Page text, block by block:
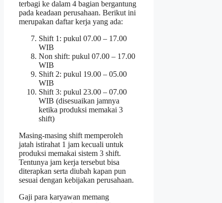
terbagi ke dalam 4 bagian bergantung
pada keadaan perusahaan. Berikut ini
merupakan daftar kerja yang ada:
Shift 1: pukul 07.00 – 17.00
WIB
Non shift: pukul 07.00 – 17.00
WIB
Shift 2: pukul 19.00 – 05.00
WIB
Shift 3: pukul 23.00 – 07.00
WIB (disesuaikan jamnya
ketika produksi memakai 3
shift)
Masing-masing shift memperoleh
jatah istirahat 1 jam kecuali untuk
produksi memakai sistem 3 shift.
Tentunya jam kerja tersebut bisa
diterapkan serta diubah kapan pun
sesuai dengan kebijakan perusahaan.
Gaji para karyawan memang